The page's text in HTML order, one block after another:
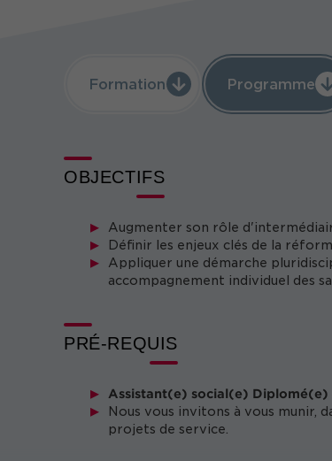
Formation Programme
OBJECTIFS
Augmenter son rôle
Définir les enjeux clés de la
Appliquer une démarche
accompagnement individuel des
PRÉ-REQUIS
Assistant(e) social(e)
Nous vous invitons à vous munir,
projets de service.